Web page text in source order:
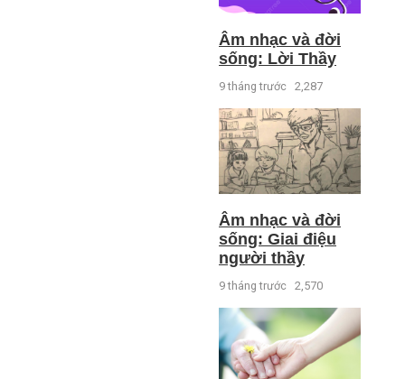
Âm nhạc và đời
sống: Lời Thầy
9 tháng trước 2,287
Âm nhạc và đời
sống: Giai điệu
người thầy
9 tháng trước 2,570